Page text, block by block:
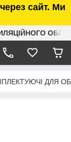
сайт. Ми
ДЛЯ